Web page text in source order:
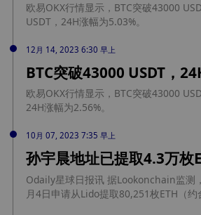
欧易OKX行情显示，BTC突破43000
USDT，24H涨幅为5.03%。
12月 14, 2023 6:30 早上
BTC突破43000 USDT，
欧易OKX行情显示，BTC突破43000
24H涨幅为2.56%。
10月 07, 2023 7:35 早上
孙宇晨地址已提取4.3万枚
Odaily星球日报讯 据Lookonchain监测
月4日申请从Lido提取80,251枚ETH（